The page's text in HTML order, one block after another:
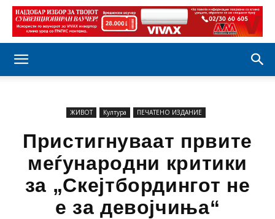
ЖИВОТ Култура ПЕЧАТЕНО ИЗДАНИЕ
Пристигнуваат првите
меѓународни критики
за „Скејтбордингот не
е за девојчиња“